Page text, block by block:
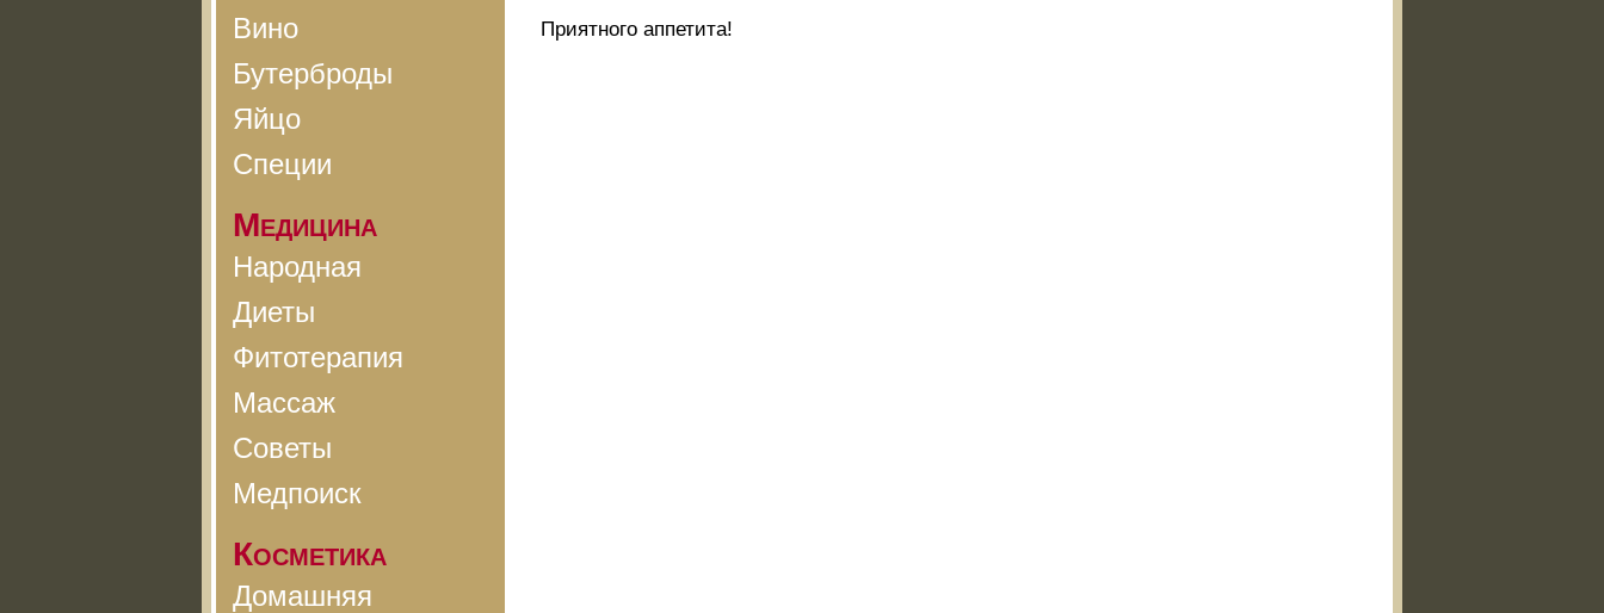
Вино
Бутерброды
Яйцо
Специи
Медицина
Народная
Диеты
Фитотерапия
Массаж
Советы
Медпоиск
Косметика
Домашняя
Приятного аппетита!